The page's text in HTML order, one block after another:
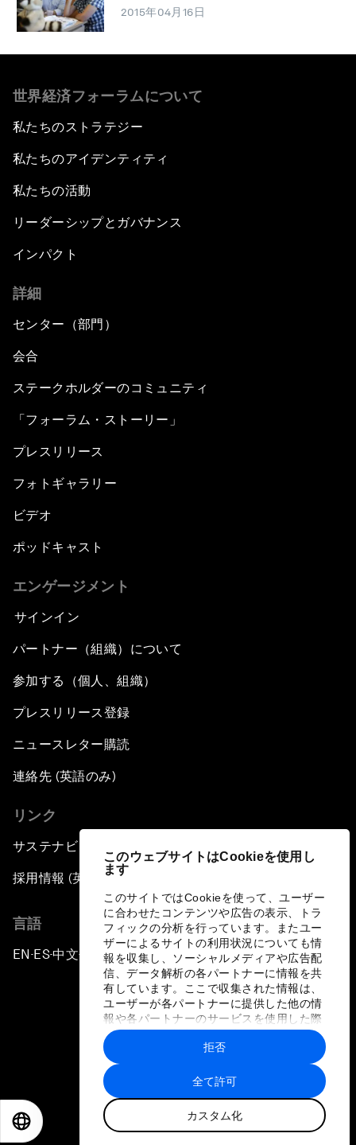
このウェブサイトはCookieを使用し
ます
このサイトではCookieを使って、ユーザー
に合わせたコンテンツや広告の表示、トラ
フィックの分析を行っています。またユー
ザーによるサイトの利用状況についても情
報を収集し、ソーシャルメディアや広告配
信、データ解析の各パートナーに情報を共
有しています。ここで収集された情報は、
ユーザーが各パートナーに提供した他の情
報や各パートナーのサービスを使用した際
に収集された情報と組み合わされ、各パー
トナーによって使用されることがありま
す。
全て許可
カスタム化
拒否
2015年04月16日
世界経済フォーラムについて
私たちのストラテジー
私たちのアイデンティティ
私たちの活動
リーダーシップとガバナンス
インパクト
詳細
センター（部門）
会合
ステークホルダーのコミュニティ
「フォーラム・ストーリー」
プレスリリース
フォトギャラリー
ビデオ
ポッドキャスト
エンゲージメント
サインイン
パートナー（組織）について
参加する（個人、組織）
プレスリリース登録
ニュースレター購読
連絡先 (英語のみ)
リンク
サステナビリティへの取り組み
採用情報 (英語のみ)
言語
EN ▪ES▪中文▪ 日本語
プライバシーポリシーと利用規約
サイトマップ
©
世界経済フォーラム